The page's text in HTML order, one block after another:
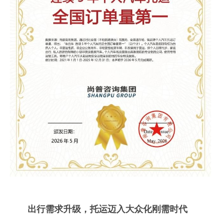
出行需求升级，托运迈入大众化刚需时代